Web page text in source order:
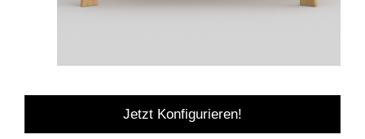
Jetzt Konfigurieren!